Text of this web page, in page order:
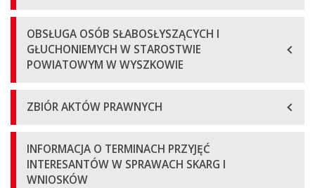
OBSŁUGA OSÓB SŁABOSŁYSZĄCYCH I
GŁUCHONIEMYCH W STAROSTWIE
POWIATOWYM W WYSZKOWIE
ZBIÓR AKTÓW PRAWNYCH
INFORMACJA O TERMINACH PRZYJĘĆ
INTERESANTÓW W SPRAWACH SKARG I
WNIOSKÓW